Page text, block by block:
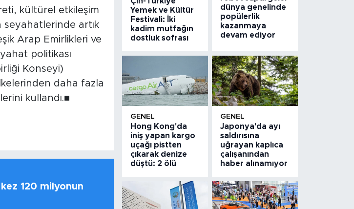
kültürel etkileşim
artık
Arap Emirlikleri ve
politikası
Konseyi)
daha fazla
kullandı.■
120 milyonun
Yemek ve Kültür
Festivali: İki
kadim mutfağın
dostluk sofrası
dünya genelinde
popülerlik
kazanmaya
devam ediyor
GENEL
Hong Kong'da
iniş yapan kargo
uçağı pistten
çıkarak denize
düştü: 2 ölü
GENEL
Japonya'da ayı
saldırısına
uğrayan kaplıca
çalışanından
haber alınamıyor